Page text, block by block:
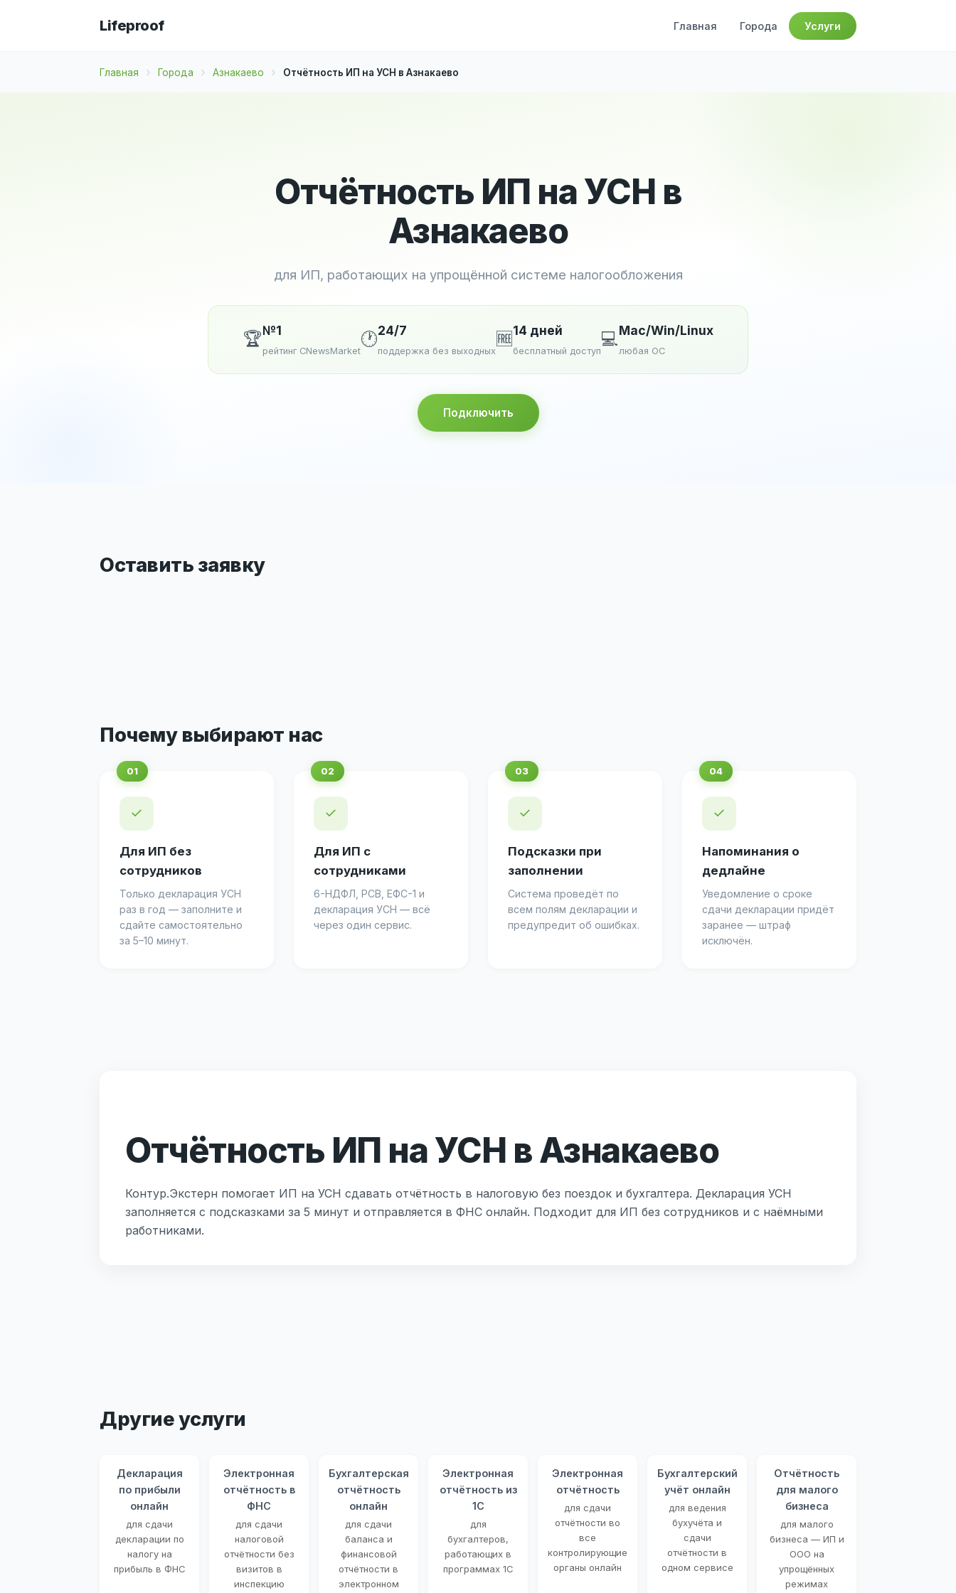
Lifeproof Главная Города Услуги
Главная Города Азнакаево Отчётность ИП на УСН в Азнакаево
Отчётность ИП на УСН в
Азнакаево
для ИП, работающих на упрощённой системе налогообложения
🏆№1
рейтинг CNewsMarket
🕐24/7
поддержка без выходных
🆓14 дней
бесплатный доступ
💻Mac/Win/Linux
любая ОС
Подключить
Оставить заявку
Почему выбирают нас
✓
Для ИП без
сотрудников
Только декларация УСН
раз в год — заполните и
сдайте самостоятельно
за 5–10 минут.
✓
Для ИП с
сотрудниками
6-НДФЛ, РСВ, ЕФС-1 и
декларация УСН — всё
через один сервис.
✓
Подсказки при
заполнении
Система проведёт по
всем полям декларации и
предупредит об ошибках.
✓
Напоминания о
дедлайне
Уведомление о сроке
сдачи декларации придёт
заранее — штраф
исключён.
Отчётность ИП на УСН в Азнакаево
Контур.Экстерн помогает ИП на УСН сдавать отчётность в налоговую без поездок и бухгалтера. Декларация УСН
заполняется с подсказками за 5 минут и отправляется в ФНС онлайн. Подходит для ИП без сотрудников и с наёмными
работниками.
Другие услуги
Декларация
по прибыли
онлайн
для сдачи
декларации по
налогу на
прибыль в ФНС
Электронная
отчётность в
ФНС
для сдачи
налоговой
отчётности без
визитов в
инспекцию
Бухгалтерская
отчётность
онлайн
для сдачи
баланса и
финансовой
отчётности в
электронном
Электронная
отчётность из
1С
для
бухгалтеров,
работающих в
программах 1С
Электронная
отчётность
для сдачи
отчётности во
все
контролирующие
органы онлайн
Бухгалтерский
учёт онлайн
для ведения
бухучёта и
сдачи
отчётности в
одном сервисе
Отчётность
для малого
бизнеса
для малого
бизнеса — ИП и
ООО на
упрощённых
режимах